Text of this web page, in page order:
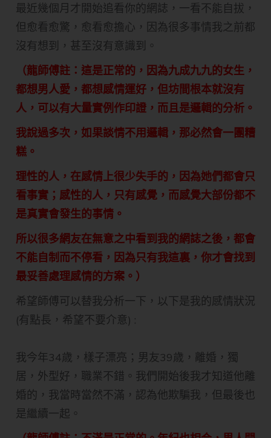
最近幾個月才開始追看你的網誌，一看不能自拔，
但愈看愈驚，愈看愈擔心，因為很多事情我之前都
沒有想到，甚至沒有意識到。
（龍師傅註：這是正常的，因為九成九九的女生，
都想男人愛，都想感情運好，但坊間根本就沒有
人，可以有大量實例作印證，而且是邏輯的分析。
我說過多次，如果談情不用邏輯，那必然會一團糟
糕。
理性的人，在感情上很少失手的，因為她們都會只
看事實；感性的人，只有感覺，而感覺大部份都不
是真實會發生的事情。
所以很多網友在無意之中看到我的網誌之後，都會
不能自制而不停看，因為只有我這裏，你才會找到
最妥善處理感情的方案。）
希望師傅可以替我分析一下，以下是我的感情狀況
(有點長，希望不要介意) :
我今年34歳，樣子漂亮；男友39歳，離婚，獨
居，外型好，職業不錯。我們開始後我才知道他離
婚的，我當時當然不滿，認為他欺騙我，但最後也
是繼續一起。